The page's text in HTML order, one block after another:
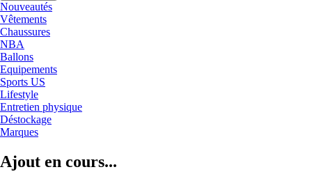
Nouveautés
Vêtements
Chaussures
NBA
Ballons
Equipements
Sports US
Lifestyle
Entretien physique
Déstockage
Marques
Ajout en cours...